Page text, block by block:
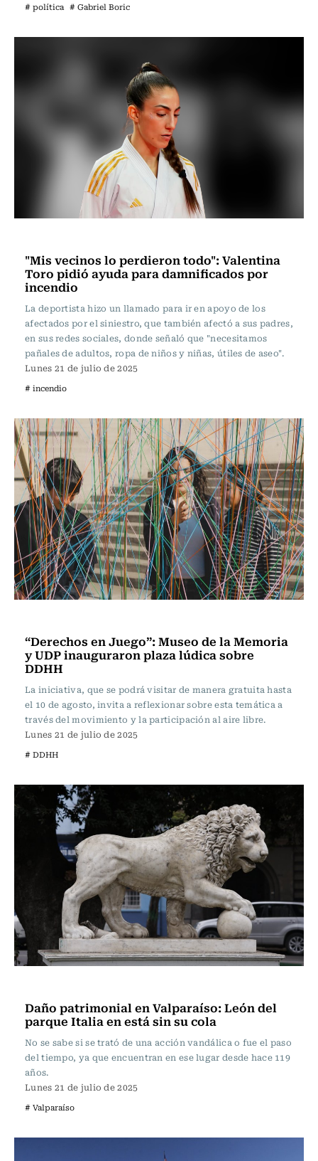
# política # Gabriel Boric
"Mis vecinos lo perdieron todo": Valentina
Toro pidió ayuda para damnificados por
incendio
La deportista hizo un llamado para ir en apoyo de los
afectados por el siniestro, que también afectó a sus padres,
en sus redes sociales, donde señaló que "necesitamos
pañales de adultos, ropa de niños y niñas, útiles de aseo".
Lunes 21 de julio de 2025
# incendio
“Derechos en Juego”: Museo de la Memoria
y UDP inauguraron plaza lúdica sobre
DDHH
La iniciativa, que se podrá visitar de manera gratuita hasta
el 10 de agosto, invita a reflexionar sobre esta temática a
través del movimiento y la participación al aire libre.
Lunes 21 de julio de 2025
# DDHH
Daño patrimonial en Valparaíso: León del
parque Italia en está sin su cola
No se sabe si se trató de una acción vandálica o fue el paso
del tiempo, ya que encuentran en ese lugar desde hace 119
años.
Lunes 21 de julio de 2025
# Valparaíso